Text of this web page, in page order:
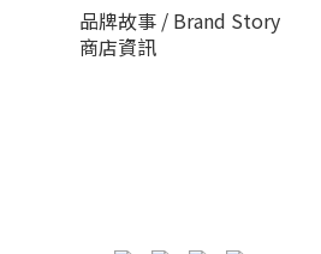
品牌故事 / Brand Story
商店資訊